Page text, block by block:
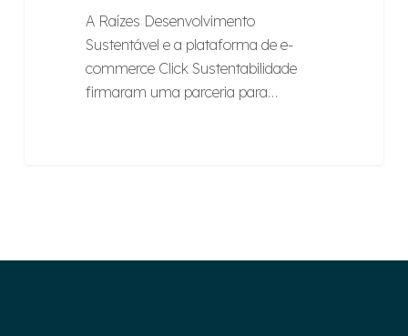
A Raízes Desenvolvimento
Sustentável e a plataforma de e-
commerce Click Sustentabilidade
firmaram uma parceria para…